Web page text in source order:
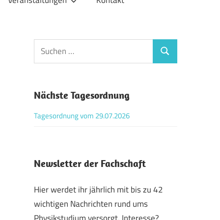
Suchen
nach:
Suchen
Nächste Tagesordnung
Tagesordnung vom 29.07.2026
Newsletter der Fachschaft
Hier werdet ihr jährlich mit bis zu 42
wichtigen Nachrichten rund ums